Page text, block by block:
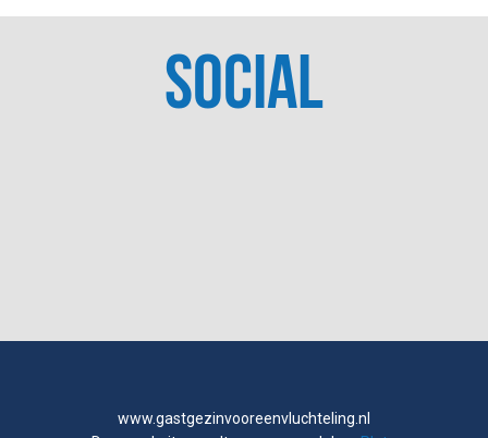
SOCIAL
www.gastgezinvooreenvluchteling.nl